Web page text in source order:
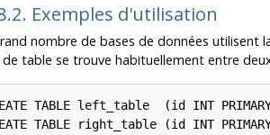
Exemples d'utilisation
nombre de bases de données utilisent
table se trouve habituellement entre
TABLE left_table  (id INT
TABLE right_table (id INT